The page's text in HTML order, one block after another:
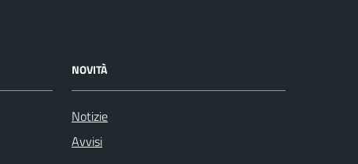
NOVITÀ
Notizie
Avvisi